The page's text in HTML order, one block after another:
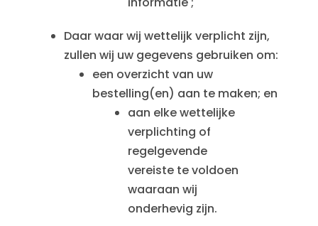
Daar waar wij wettelijk verplicht zijn,
zullen wij uw gegevens gebruiken om:
een overzicht van uw
bestelling(en) aan te maken; en
aan elke wettelijke
verplichting of
regelgevende
vereiste te voldoen
waaraan wij
onderhevig zijn.